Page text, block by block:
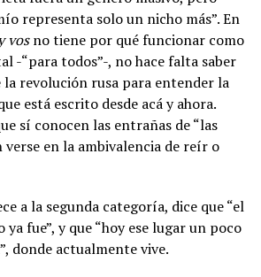
representa solo un nicho más”. En
vosno tiene por qué funcionar como
-“para todos”-, no hace falta saber
revolución rusa para entender la
está escrito desde acá y ahora.
sí conocen las entrañas de “las
verse en la ambivalencia de reír o
a la segunda categoría, dice que “el
fue”, y que “hoy ese lugar un poco
donde actualmente vive.